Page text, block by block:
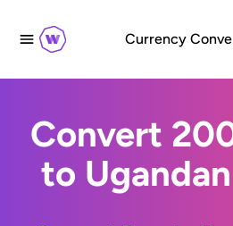
Currency
Convert
to